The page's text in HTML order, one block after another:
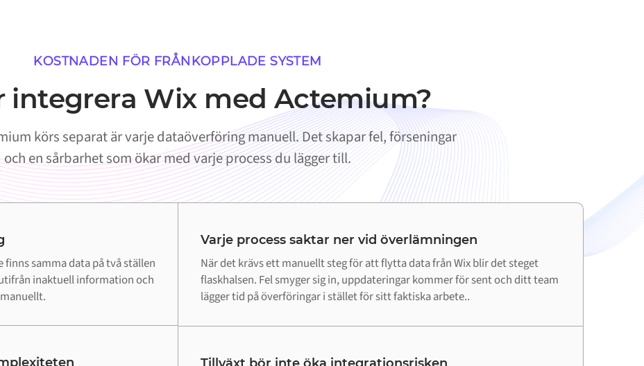
KOSTNADEN FÖR FRÅNKOPPLADE SYSTEM
integrera Wix med Actemium?
körs separat är varje dataöverföring manuell. Det skapar fel, förseningar
och en sårbarhet som ökar med varje process du lägger till.
samma data på två ställen
inaktuell information och
Varje process saktar ner vid överlämningen
När det krävs ett manuellt steg för att flytta data från Wix blir det steget
flaskhalsen. Fel smyger sig in, uppdateringar kommer för sent och ditt team
lägger tid på överföringar i stället för sitt faktiska arbete..